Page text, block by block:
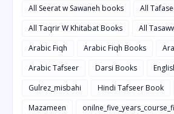
All Seerat w Sawaneh books
All
All Taqrir W Khitabat Books
All
Arabic Fiqh
Arabic Fiqh Books
Arabic Tafseer
Darsi Books
Gulrez_misbahi
Hindi Tafseer Book
Mazameen